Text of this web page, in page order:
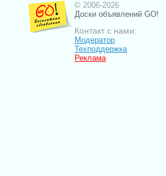
© 2006-2026
Доски объявлений GO!
Контакт с нами:
Модератор
Техподдержка
Реклама